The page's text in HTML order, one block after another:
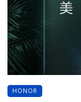
HONOR